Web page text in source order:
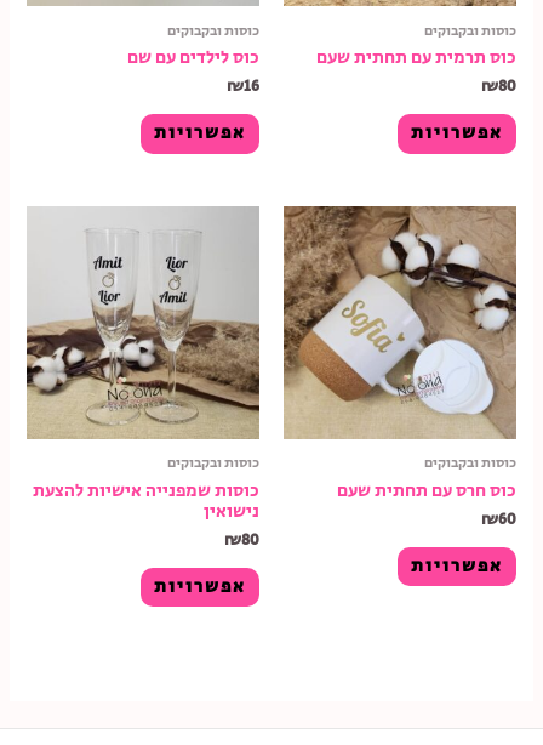
כוסות ובקבוקים
כוס תרמית עם תחתית שעם
₪80
אפשרויות
כוסות ובקבוקים
כוס לילדים עם שם
₪16
אפשרויות
כוסות ובקבוקים
כוס חרס עם תחתית שעם
₪60
אפשרויות
כוסות ובקבוקים
כוסות שמפנייה אישיות להצעת
נישואין
₪80
אפשרויות